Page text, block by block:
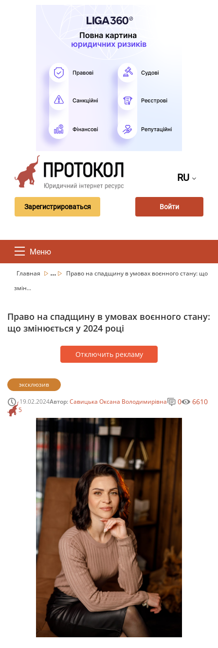
RU
Зарегистрироваться Войти
Меню
Главная ...
Право на спадщину в умовах воєнного стану: що
змін...
Право на спадщину в умовах воєнного стану:
що змінюється у 2024 році
Отключить рекламу
эксклюзив
19.02.2024Автор:Савицька Оксана Володимирівна
5
0 6610